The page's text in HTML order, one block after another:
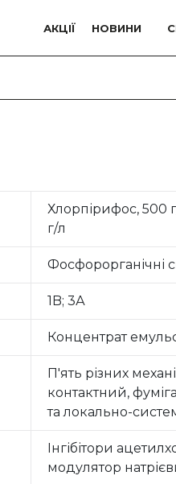
АКЦІЇ НОВИНИ
Хлорпірифос, 500
г/л
Фосфорорганічні
1B; 3А
Концентрат
П'ять різних
контактний,
та локально-
Інгібітори
модулятор